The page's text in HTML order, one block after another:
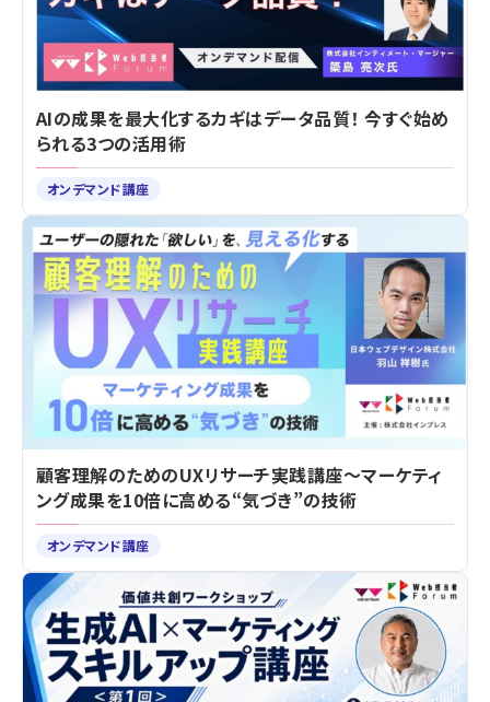
AIの成果を最大化するカギはデータ品質！ 今すぐ始め
られる3つの活用術
オンデマンド講座
顧客理解のためのUXリサーチ実践講座～マーケティ
ング成果を10倍に高める“気づき”の技術
オンデマンド講座